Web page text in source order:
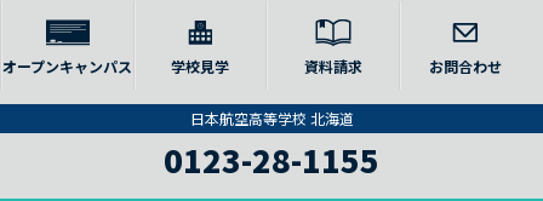
オープンキャンパス 学校見学 資料請求 お問合わせ
日本航空高等学校 北海道
0123-28-1155